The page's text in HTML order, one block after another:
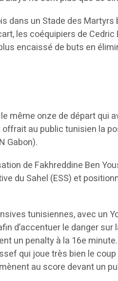
dans un Stade des
les coéquipiers de
encaissé de buts en
onze de départ qui
au public tunisien la
Gabon).
de Fakhreddine Ben
du Sahel (ESS) et
tunisiennes, avec un
d’accentuer le danger
un penalty à la 16e
qui joue très bien le
au score devant un